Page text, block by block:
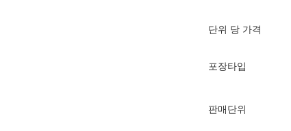
단위 당 가격
포장타입
판매단위